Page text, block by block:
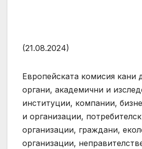
(21.08.2024)
Европейската комисия кани
органи, академични и
институции, компании,
и организации,
организации, граждани,
организации,